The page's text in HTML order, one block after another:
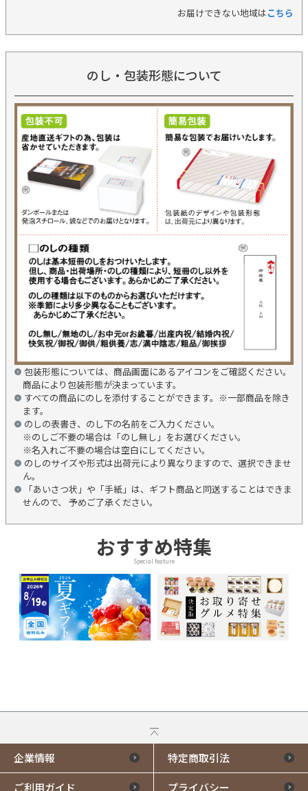
お届けできない地域はこちら
のし・包装形態について
包装形態については、商品画面にあるアイコンをご確認ください。
商品により包装形態が決まっています。
すべての商品にのしを添付することができます。※一部商品を除き
ます。
のしの表書き、のし下の名前をご入力ください。
※のしご不要の場合は「のし無し」をお選びください。
※名入れご不要の場合は空白にしてください。
のしのサイズや形式は出荷元により異なりますので、選択できませ
ん。
「あいさつ状」や「手紙」は、ギフト商品と同送することはできま
せんので、 予めご了承ください。
おすすめ特集
Special feature
企業情報 特定商取引法
ご利用ガイド プライバシー